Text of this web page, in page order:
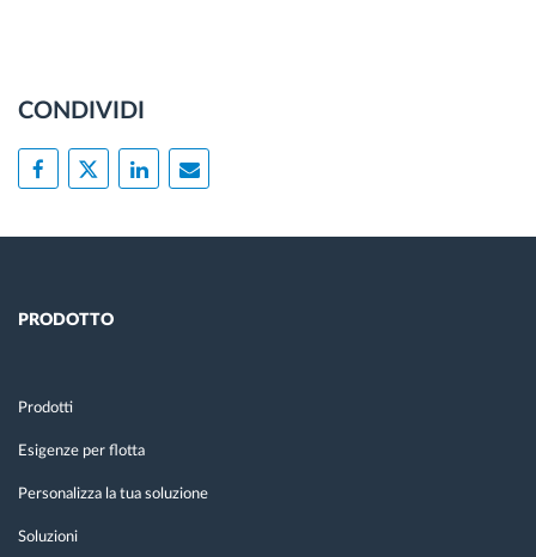
CONDIVIDI
PRODOTTO
Prodotti
Esigenze per flotta
Personalizza la tua soluzione
Soluzioni